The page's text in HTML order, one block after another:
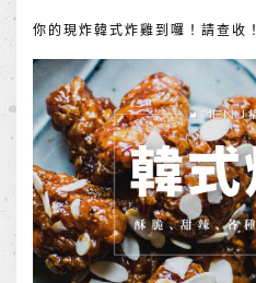
你的現炸韓式炸雞到囉！請查收！